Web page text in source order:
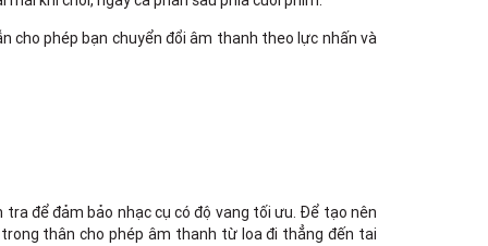
cho phép bạn chuyển đổi âm thanh theo lực nhấn và
để đảm bảo nhạc cụ có độ vang tối ưu. Để tạo nên
thân cho phép âm thanh từ loa đi thẳng đến tai